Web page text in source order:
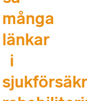
många
länkar
i